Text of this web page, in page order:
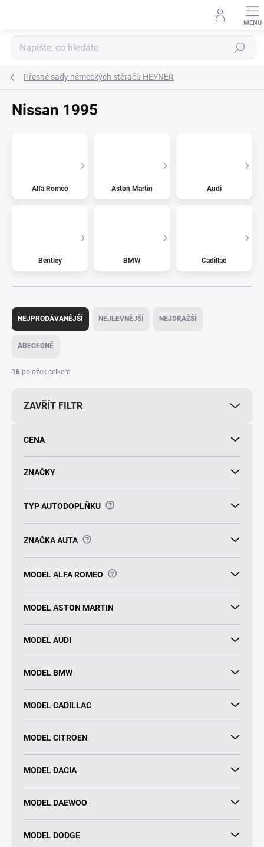
Hledat
Přesné sady německých stěračů HEYNER
Nissan 1995
Alfa Romeo Aston Martin Audi
Bentley BMW Cadillac
Ř
z
í
NEJPRODÁVANĚJŠÍ NEJLEVNĚJŠÍ NEJDRAŽŠÍ
ABECEDNĚ
16 položek celkem
ZAVŘÍT FILTR
CENA
ZNAČKY
TYP AUTODOPLŇKU ?
ZNAČKA AUTA ?
MODEL ALFA ROMEO ?
MODEL ASTON MARTIN
MODEL AUDI
MODEL BMW
MODEL CADILLAC
MODEL CITROEN
MODEL DACIA
MODEL DAEWOO
MODEL DODGE